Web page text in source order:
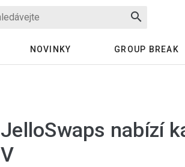
search
NOVINKY GROUP BREAK
JelloSwaps nabízí
V